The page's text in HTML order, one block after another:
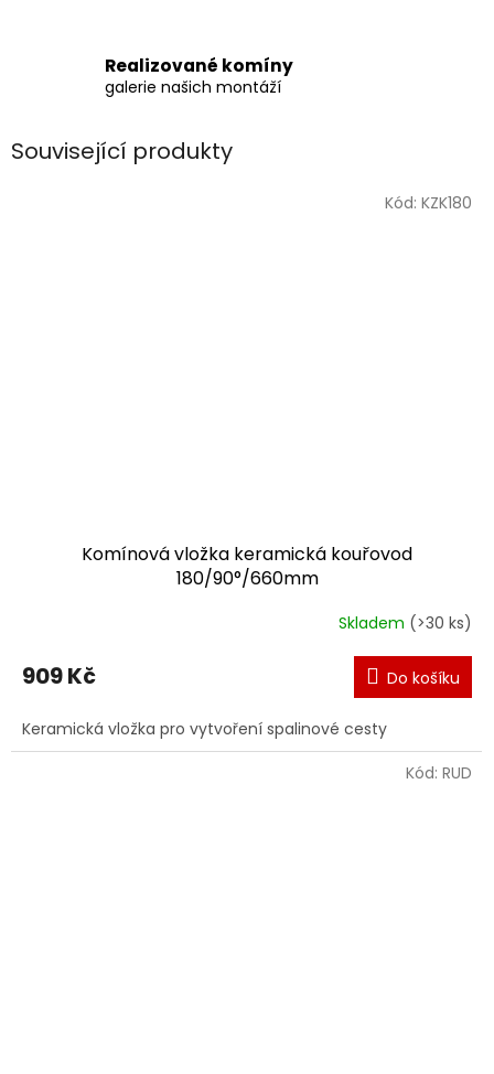
Realizované komíny
galerie našich montáží
Související produkty
Komínová vložka keramická kouřovod
180/90°/660mm
Skladem (>30 ks)
909 Kč Do košíku
Keramická vložka pro vytvoření spalinové cesty
Kód: KZK180
Kód: RUD